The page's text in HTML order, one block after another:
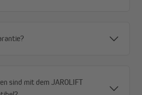
sind mit dem JAROLIFT